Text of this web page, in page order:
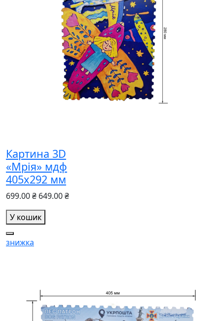
Картина 3D
«Мрія» мдф
405х292 мм
699.00 ₴ 649.00 ₴
У кошик
знижка